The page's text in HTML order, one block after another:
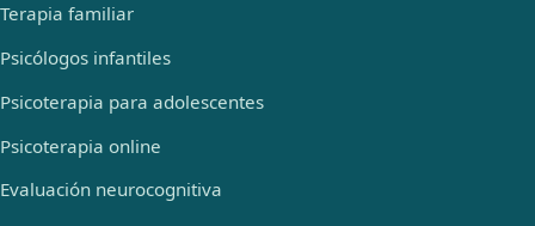
Terapia familiar
Psicólogos infantiles
Psicoterapia para adolescentes
Psicoterapia online
Evaluación neurocognitiva